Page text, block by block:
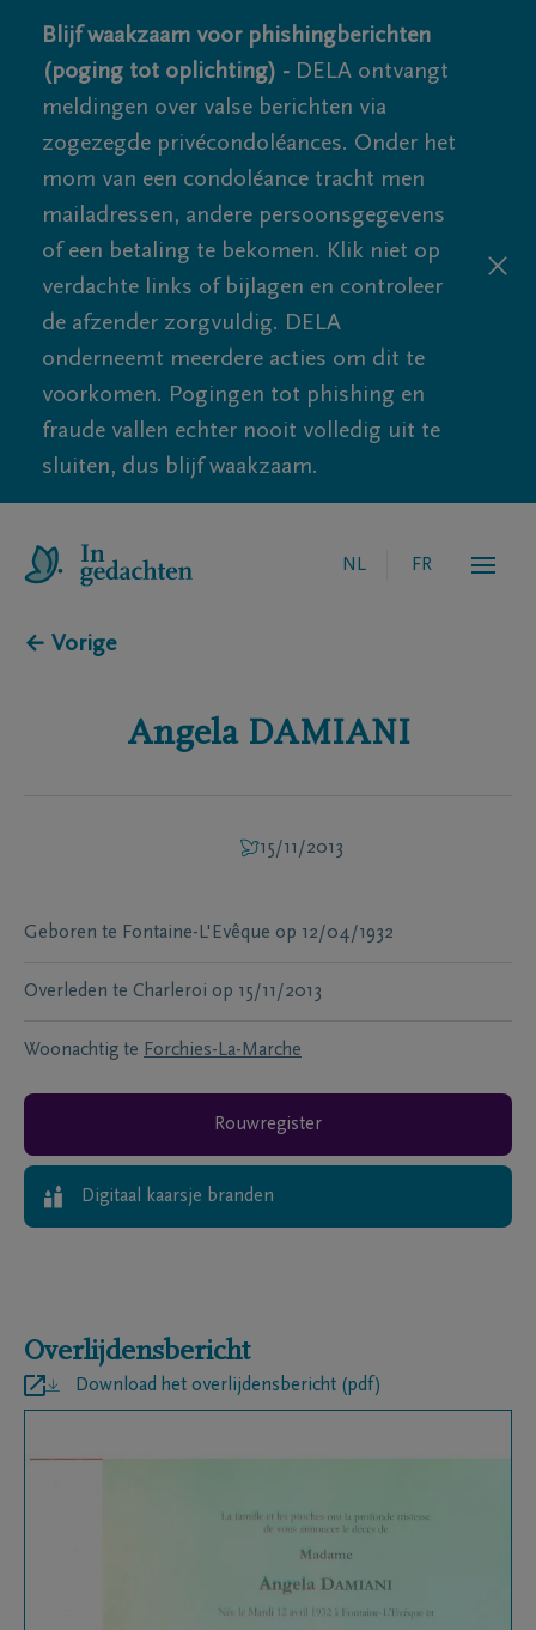
Blijf waakzaam voor phishingberichten
(poging tot oplichting) - DELA ontvangt
meldingen over valse berichten via
zogezegde privécondoléances. Onder het
mom van een condoléance tracht men
mailadressen, andere persoonsgegevens
of een betaling te bekomen. Klik niet op
verdachte links of bijlagen en controleer
de afzender zorgvuldig. DELA
onderneemt meerdere acties om dit te
voorkomen. Pogingen tot phishing en
fraude vallen echter nooit volledig uit te
sluiten, dus blijf waakzaam.
NL FR
← Vorige
Angela DAMIANI
15/11/2013
Geboren te Fontaine-L'Evêque op 12/04/1932
Overleden te Charleroi op 15/11/2013
Woonachtig te Forchies-La-Marche
Rouwregister
Digitaal kaarsje branden
Overlijdensbericht
Download het overlijdensbericht (pdf)